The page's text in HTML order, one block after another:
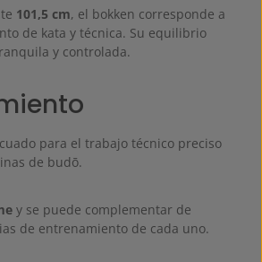
101,5 cm, el bokken corresponde a
de kata y técnica. Su equilibrio
y controlada.
para el trabajo técnico preciso
de budō.
y se puede complementar de
de entrenamiento de cada uno.